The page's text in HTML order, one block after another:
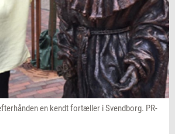
en kendt fortæller i Svendborg. PR-